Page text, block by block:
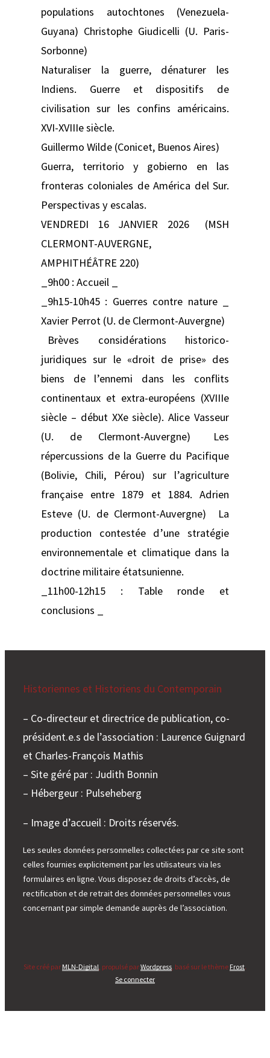
populations autochtones (Venezuela-
Guyana) Christophe Giudicelli (U. Paris-
Sorbonne)
Naturaliser la guerre, dénaturer les
Indiens. Guerre et dispositifs de
civilisation sur les confins américains.
XVI-XVIIIe siècle.
Guillermo Wilde (Conicet, Buenos Aires)
Guerra, territorio y gobierno en las
fronteras coloniales de América del Sur.
Perspectivas y escalas.
VENDREDI 16 JANVIER 2026 (MSH
CLERMONT-AUVERGNE,
AMPHITHÉÂTRE 220)
_9h00 : Accueil _
_9h15-10h45 : Guerres contre nature _
Xavier Perrot (U. de Clermont-Auvergne)
Brèves considérations historico-
juridiques sur le «droit de prise» des
biens de l’ennemi dans les conflits
continentaux et extra-européens (XVIIIe
siècle – début XXe siècle). Alice Vasseur
(U. de Clermont-Auvergne) Les
répercussions de la Guerre du Pacifique
(Bolivie, Chili, Pérou) sur l’agriculture
française entre 1879 et 1884. Adrien
Esteve (U. de Clermont-Auvergne) La
production contestée d’une stratégie
environnementale et climatique dans la
doctrine militaire étatsunienne.
_11h00-12h15 : Table ronde et
conclusions _
Historiennes et Historiens du Contemporain
– Co-directeur et directrice de publication, co-
président.e.s de l’association : Laurence Guignard
et Charles-François Mathis
– Site géré par : Judith Bonnin
– Hébergeur : Pulseheberg
– Image d’accueil : Droits réservés.
Les seules données personnelles collectées par ce site sont
celles fournies explicitement par les utilisateurs via les
formulaires en ligne. Vous disposez de droits d’accès, de
rectification et de retrait des données personnelles vous
concernant par simple demande auprès de l’association.
Site créé par MLN-Digital , propulsé parWordpress , basé sur le thème Frost.
Se connecter